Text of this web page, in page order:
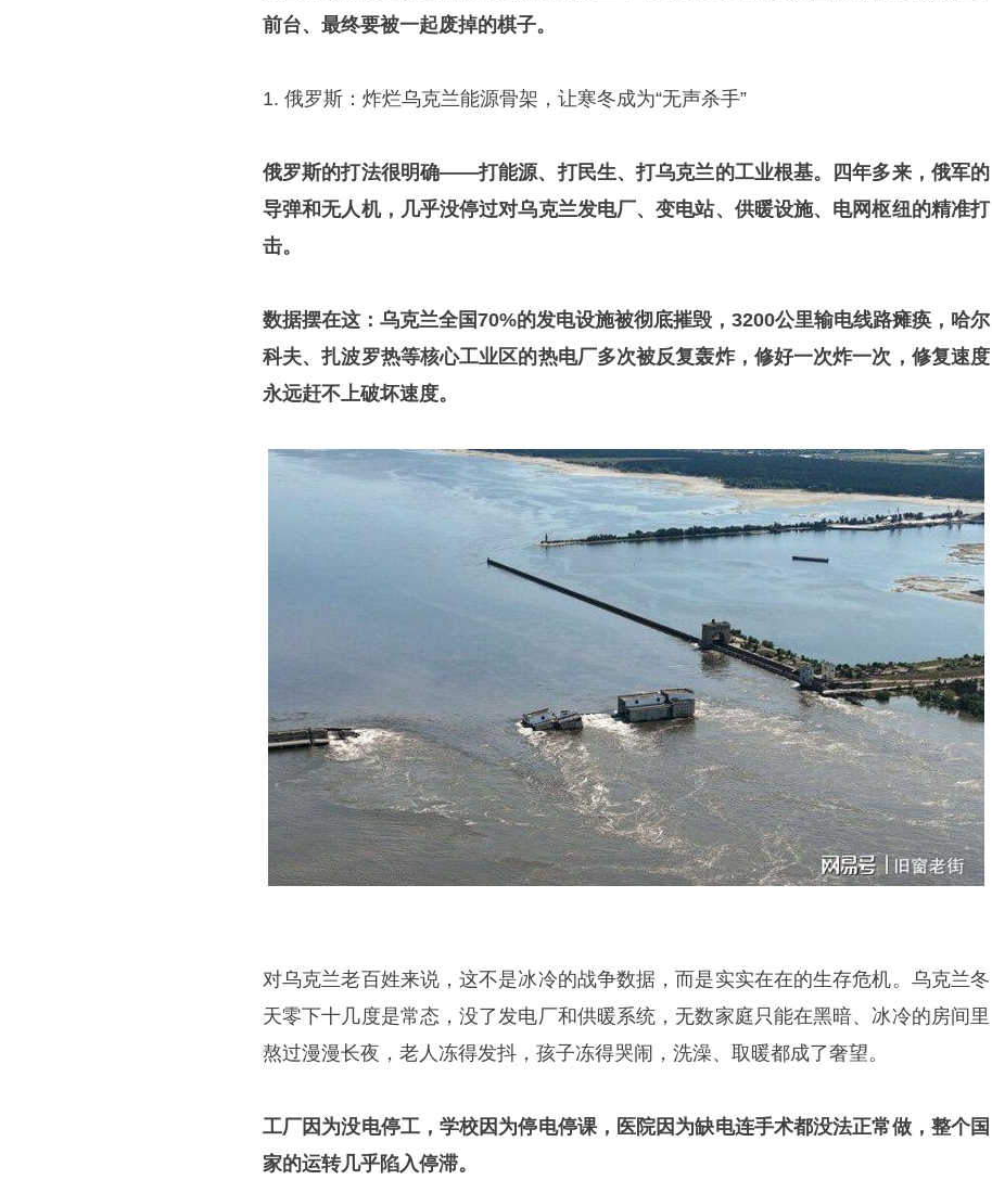
前台、最终要被一起废掉的棋子。
1. 俄罗斯：炸烂乌克兰能源骨架，让寒冬成为“无声杀手”
俄罗斯的打法很明确——打能源、打民生、打乌克兰的工业根基。四年多来，俄军的
导弹和无人机，几乎没停过对乌克兰发电厂、变电站、供暖设施、电网枢纽的精准打
击。
数据摆在这：乌克兰全国70%的发电设施被彻底摧毁，3200公里输电线路瘫痪，哈尔
科夫、扎波罗热等核心工业区的热电厂多次被反复轰炸，修好一次炸一次，修复速度
永远赶不上破坏速度。
对乌克兰老百姓来说，这不是冰冷的战争数据，而是实实在在的生存危机。乌克兰冬
天零下十几度是常态，没了发电厂和供暖系统，无数家庭只能在黑暗、冰冷的房间里
熬过漫漫长夜，老人冻得发抖，孩子冻得哭闹，洗澡、取暖都成了奢望。
工厂因为没电停工，学校因为停电停课，医院因为缺电连手术都没法正常做，整个国
家的运转几乎陷入停滞。